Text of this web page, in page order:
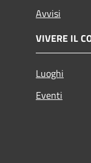
Avvisi
VIVERE IL
Luoghi
Eventi